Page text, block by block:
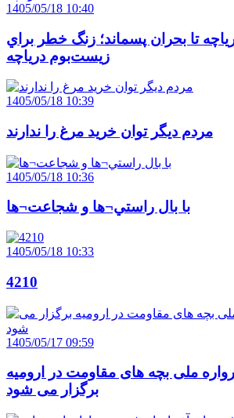
1405/05/18 10:40
تا بحران پسماند؛ زنگ خطر براي
زيست‌بوم درياچه
1405/05/18 10:39
مردم ديگر توان خريد مرغ را ندارند
1405/05/18 10:36
با بال راستي¬ها و شجاعت¬ها
1405/05/18 10:33
4210
1405/05/17 09:59
ملی بچه های مقاومت در ارومیه
برگزار می شود